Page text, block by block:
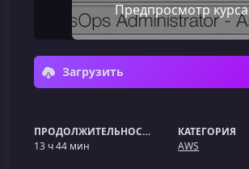
Предпросмотр курса
Загрузить
ПРОДОЛЖИТЕЛЬНОСТЬ
13 ч 44 мин
КАТЕГОРИЯ
AWS